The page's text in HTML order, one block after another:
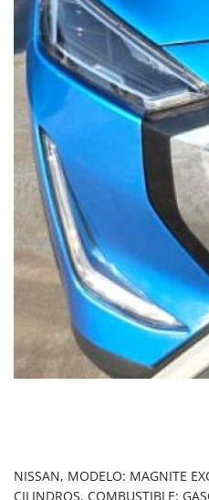
NISSAN, MODELO: MAGNITE
CILINDROS, COMBUSTIBLE: